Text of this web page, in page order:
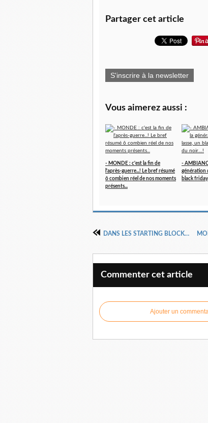
Partager cet article
S'inscrire à la newsletter
Vous aimerez aussi :
- MONDE : c'est la fin de
l'après-guerre...! Le bref résumé
ô combien réel de nos moments
présents...
-
génération
black
DANS LES STARTING BLOCKS...!
Commenter cet article
Ajouter un